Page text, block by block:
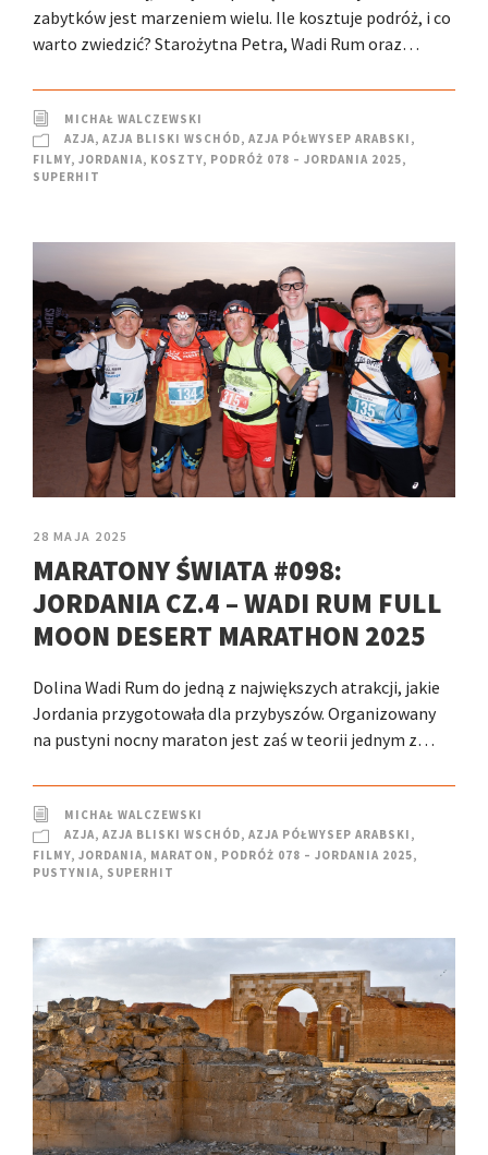
zabytków jest marzeniem wielu. Ile kosztuje podróż, i co
warto zwiedzić? Starożytna Petra, Wadi Rum oraz…
MICHAŁ WALCZEWSKI
AZJA, AZJA BLISKI WSCHÓD, AZJA PÓŁWYSEP ARABSKI ,
FILMY, JORDANIA, KOSZTY, PODRÓŻ 078 – JORDANIA 2025,
SUPERHIT
28 MAJA 2025
MARATONY ŚWIATA #098:
JORDANIA CZ.4 – WADI RUM FULL
MOON DESERT MARATHON 2025
Dolina Wadi Rum do jedną z największych atrakcji, jakie
Jordania przygotowała dla przybyszów. Organizowany
na pustyni nocny maraton jest zaś w teorii jednym z…
MICHAŁ WALCZEWSKI
AZJA, AZJA BLISKI WSCHÓD, AZJA PÓŁWYSEP ARABSKI ,
FILMY, JORDANIA, MARATON , PODRÓŻ 078 – JORDANIA 2025,
PUSTYNIA, SUPERHIT